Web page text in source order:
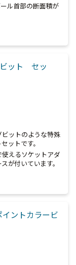
ル首部の断面積が
ット セッ
ットのような特殊
ットです。
えるソケットアダ
が付いています。
ントカラービ